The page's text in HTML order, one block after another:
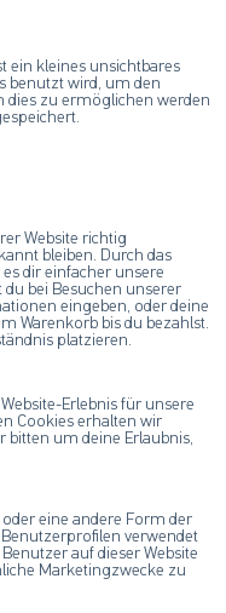
ein kleines unsichtbares
benutzt wird, um den
dies zu ermöglichen werden
Website richtig
bleiben. Durch das
dir einfacher unsere
du bei Besuchen unserer
eingeben, oder deine
Warenkorb bis du bezahlst.
platzieren.
Erlebnis für unsere
Cookies erhalten wir
bitten um deine Erlaubnis,
eine andere Form der
verwendet
auf dieser Website
Marketingzwecke zu